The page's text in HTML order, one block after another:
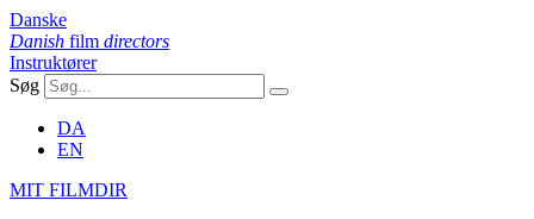
Danske
Danish film directors
Instruktører
Søg
DA
EN
MIT FILMDIR